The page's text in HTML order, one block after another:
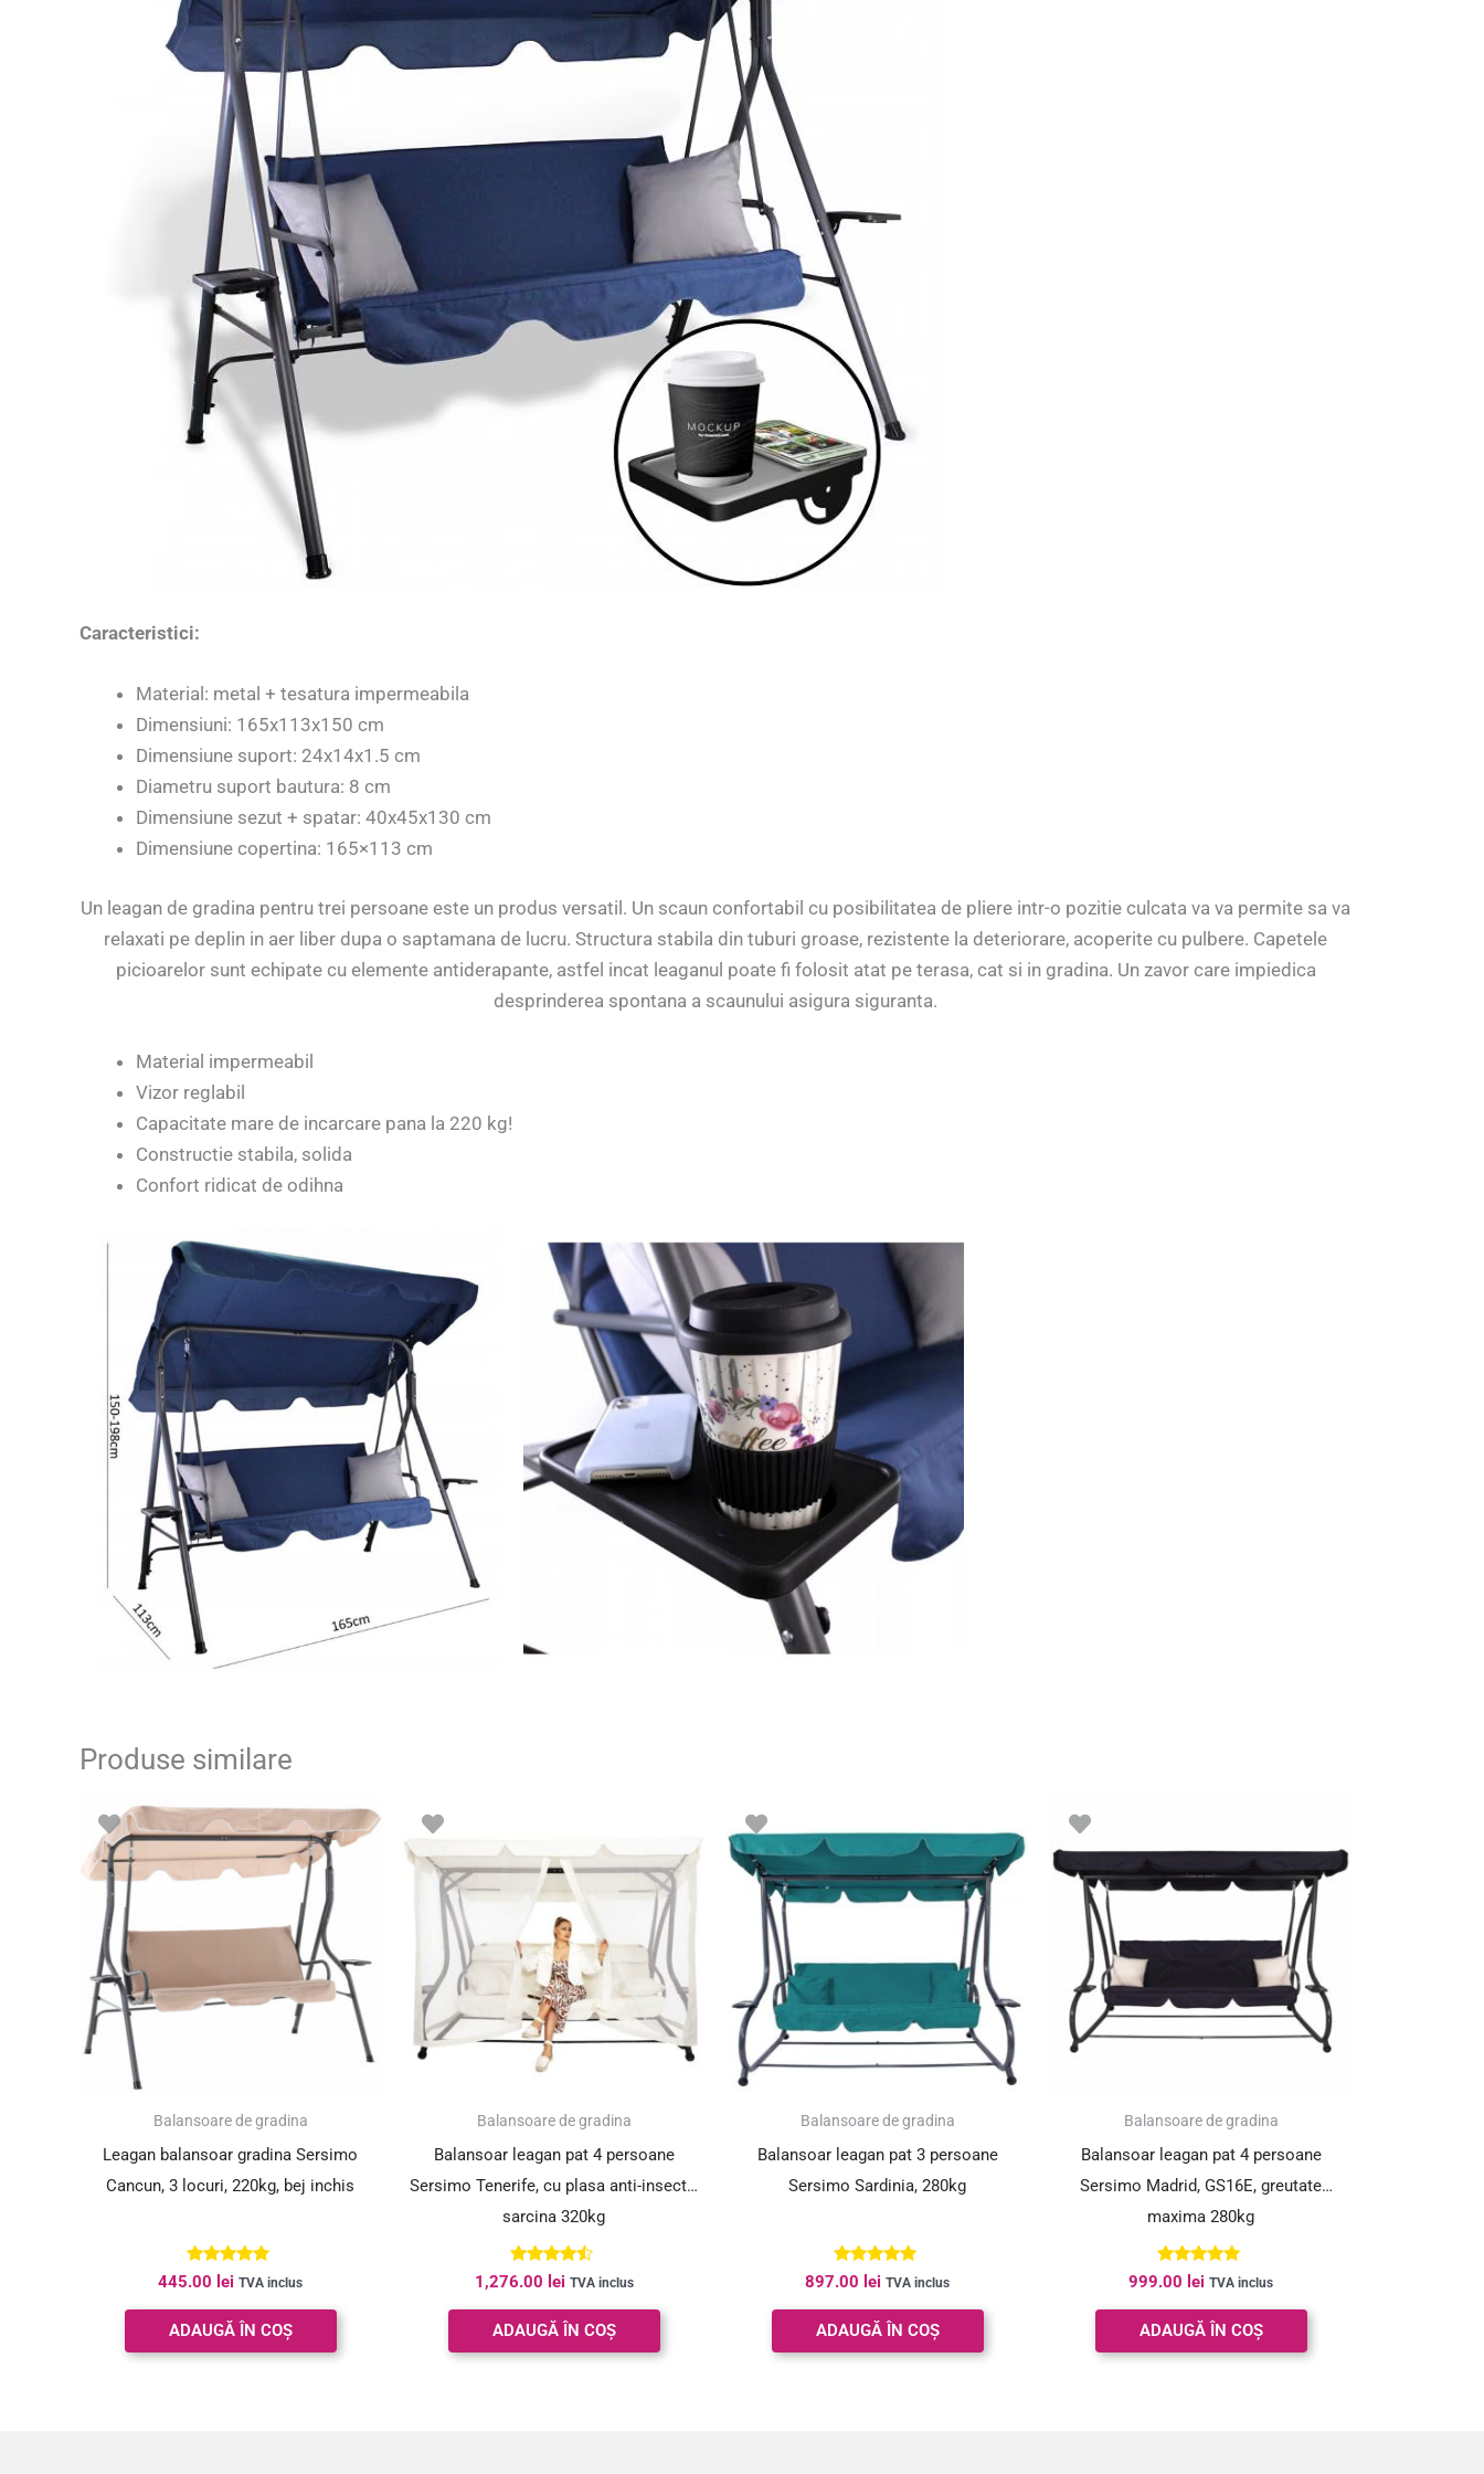
Caracteristici:
Material: metal + tesatura impermeabila
Dimensiuni: 165x113x150 cm
Dimensiune suport: 24x14x1.5 cm
Diametru suport bautura: 8 cm
Dimensiune sezut + spatar: 40x45x130 cm
Dimensiune copertina: 165×113 cm
Un leagan de gradina pentru trei persoane este un produs versatil. Un scaun confortabil cu posibilitatea de pliere intr-o pozitie culcata va va permite sa va
relaxati pe deplin in aer liber dupa o saptamana de lucru. Structura stabila din tuburi groase, rezistente la deteriorare, acoperite cu pulbere. Capetele
picioarelor sunt echipate cu elemente antiderapante, astfel incat leaganul poate fi folosit atat pe terasa, cat si in gradina. Un zavor care impiedica
desprinderea spontana a scaunului asigura siguranta.
Material impermeabil
Vizor reglabil
Capacitate mare de incarcare pana la 220 kg!
Constructie stabila, solida
Confort ridicat de odihna
Produse similare
Balansoare de gradina
Leagan balansoar gradina Sersimo
Cancun, 3 locuri, 220kg, bej inchis
Evaluat la
5.00
din 5
445.00 lei TVA inclus
ADAUGĂ ÎN COȘ
Balansoare de gradina
Balansoar leagan pat 4 persoane
Sersimo Tenerife, cu plasa anti-insecte,
sarcina 320kg
Evaluat la
4.33
din 5
1,276.00 lei TVA inclus
ADAUGĂ ÎN COȘ
Balansoare de gradina
Balansoar leagan pat 3 persoane
Sersimo Sardinia, 280kg
Evaluat la
4.82
din 5
897.00 lei TVA inclus
ADAUGĂ ÎN COȘ
Balansoare de gradina
Balansoar leagan pat 4 persoane
Sersimo Madrid, GS16E, greutate
maxima 280kg
Evaluat la
5.00
din 5
999.00 lei TVA inclus
ADAUGĂ ÎN COȘ